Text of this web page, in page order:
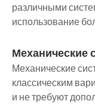
различными
использование
Механические
Механические
классическим
и не требуют